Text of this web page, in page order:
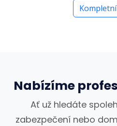
Nabízíme
Ať už hledáte
zabezpečení nebo